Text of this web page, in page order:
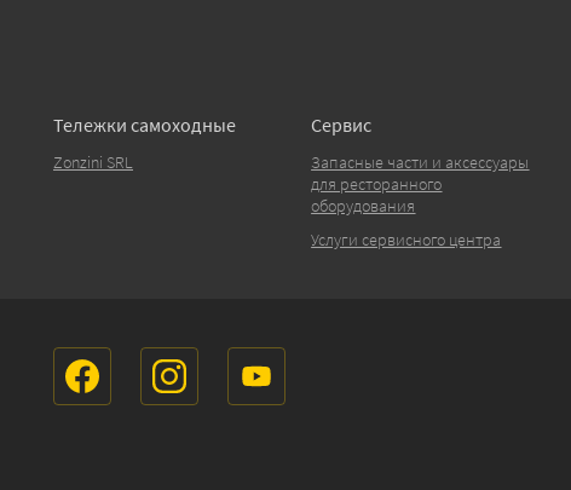
Тележки самоходные
Zonzini SRL
Сервис
Запасные части и аксессуары
для ресторанного
оборудования
Услуги сервисного центра